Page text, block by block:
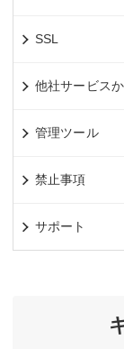
SSL
他社サービス
管理ツール
禁止事項
サポート